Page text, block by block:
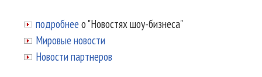
подробнее о "Новостях шоу-бизнеса"
Мировые новости
Новости партнеров